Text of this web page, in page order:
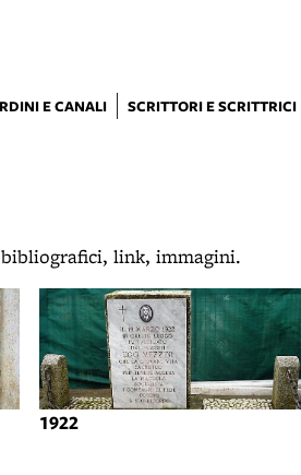
E CANALI SCRITTORI E SCRITTRICI
link, immagini.
1922